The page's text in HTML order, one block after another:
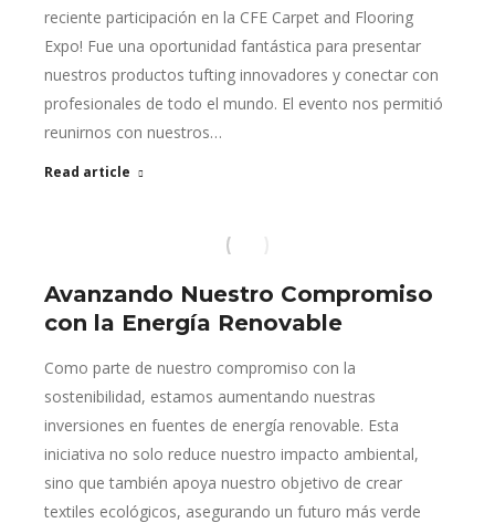
reciente participación en la CFE Carpet and Flooring
Expo! Fue una oportunidad fantástica para presentar
nuestros productos tufting innovadores y conectar con
profesionales de todo el mundo. El evento nos permitió
reunirnos con nuestros…
Read article
Avanzando Nuestro Compromiso
con la Energía Renovable
Como parte de nuestro compromiso con la
sostenibilidad, estamos aumentando nuestras
inversiones en fuentes de energía renovable. Esta
iniciativa no solo reduce nuestro impacto ambiental,
sino que también apoya nuestro objetivo de crear
textiles ecológicos, asegurando un futuro más verde